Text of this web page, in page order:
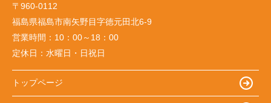
〒960-0112
福島県福島市南矢野目字徳元田北6-9
営業時間： 10：00～18：00
定休日： 水曜日・日祝日
トップページ